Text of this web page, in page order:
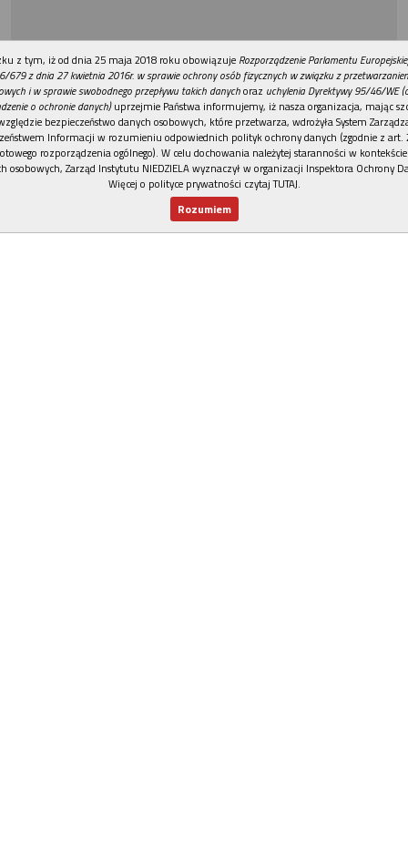
REKLAMA
z tym, iż od dnia 25 maja 2018 roku obowiązuje Rozporządzenie Parlamentu
679 z dnia 27 kwietnia 2016r. w sprawie ochrony osób fizycznych w związku z
i w sprawie swobodnego przepływu takich danychoraz uchylenia Dyrektywy 95/46/WE
o ochronie danych)uprzejmie Państwa informujemy, iż nasza organizacja, mając
bezpieczeństwo danych osobowych, które przetwarza, wdrożyła System
Informacji w rozumieniu odpowiednich polityk ochrony danych (zgodnie z art.
rozporządzenia ogólnego). W celu dochowania należytej staranności w
osobowych, Zarząd Instytutu NIEDZIELA wyznaczył w organizacji Inspektora Ochrony
Więcej o polityce prywatności czytaj TUTAJ.
Rozumiem